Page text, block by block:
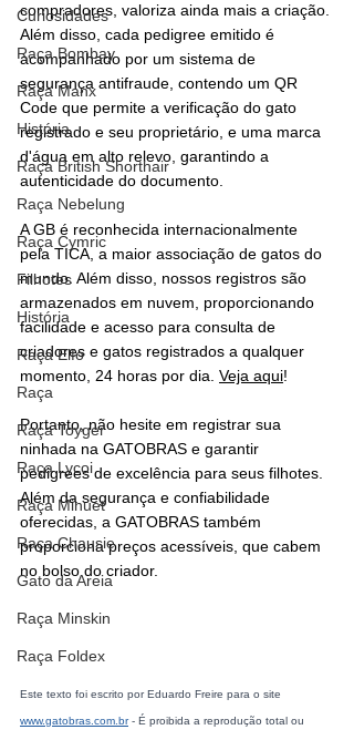
Curiosidades
Raça Bombay
Raça Manx
História
Raça British Shorthair
Raça Nebelung
Raça Cymric
Filhotes
História
Raça Elfo
Raça
Raça Toyger
Raça Lycoi
Raça Minuet
Raça Chausie
Gato da Areia
Raça Minskin
Raça Foldex
compradores, valoriza ainda mais a criação.
Além disso, cada pedigree emitido é
acompanhado por um sistema de
segurança antifraude, contendo um QR
Code que permite a verificação do gato
registrado e seu proprietário, e uma marca
d'água em alto relevo, garantindo a
autenticidade do documento.
A GB é reconhecida internacionalmente
pela TICA, a maior associação de gatos do
mundo. Além disso, nossos registros são
armazenados em nuvem, proporcionando
facilidade e acesso para consulta de
criadores e gatos registrados a qualquer
momento, 24 horas por dia. Veja aqui!
Portanto, não hesite em registrar sua
ninhada na GATOBRAS e garantir
pedigrees de excelência para seus filhotes.
Além da segurança e confiabilidade
oferecidas, a GATOBRAS também
proporciona preços acessíveis, que cabem
no bolso do criador.
Este texto foi escrito por Eduardo Freire para o site
www.gatobras.com.br - É proibida a reprodução total ou